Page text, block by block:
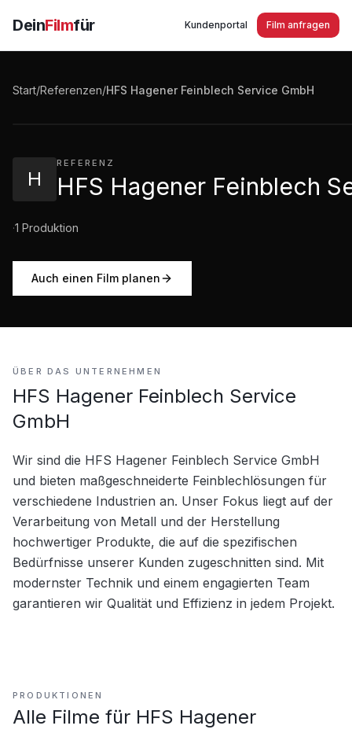
DeinFilmfür Kundenportal Film anfragen
Start/Referenzen/HFS Hagener Feinblech Service GmbH
H
REFERENZ
HFS Hagener Feinblech
·1 Produktion
Auch einen Film planen
HFS Hagener Feinblech Service GmbH Englisch
ÜBER DAS UNTERNEHMEN
HFS Hagener Feinblech Service
GmbH
Wir sind die HFS Hagener Feinblech Service GmbH
und bieten maßgeschneiderte Feinblechlösungen für
verschiedene Industrien an. Unser Fokus liegt auf der
Verarbeitung von Metall und der Herstellung
hochwertiger Produkte, die auf die spezifischen
Bedürfnisse unserer Kunden zugeschnitten sind. Mit
modernster Technik und einem engagierten Team
garantieren wir Qualität und Effizienz in jedem Projekt.
PRODUKTIONEN
Alle Filme für HFS Hagener